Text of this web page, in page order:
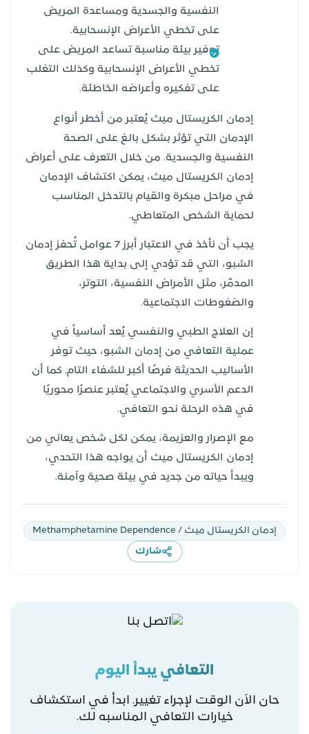
النفسية والجسدية ومساعدة المريض
على تخطي الأعراض الإنسحابية.
توفير بيئة مناسبة تساعد المريض على
تخطي الأعراض الإنسحابية وكذلك التغلب
على تفكيره وأعراضه الخاطئة.
إدمان الكريستال ميث يُعتبر من أخطر أنواع
الإدمان التي تؤثر بشكل بالغ على الصحة
النفسية والجسدية. من خلال التعرف على أعراض
إدمان الكريستال ميث، يمكن اكتشاف الإدمان
في مراحل مبكرة والقيام بالتدخل المناسب
لحماية الشخص المتعاطي.
يجب أن نأخذ في الاعتبار أبرز 7 عوامل تُحفز إدمان
الشبو، التي قد تؤدي إلى بداية هذا الطريق
المدمّر، مثل الأمراض النفسية، التوتر،
والضغوطات الاجتماعية.
إن العلاج الطبي والنفسي يُعد أساسياً في
عملية التعافي من إدمان الشبو، حيث توفر
الأساليب الحديثة فرصًا أكبر للشفاء التام. كما أن
الدعم الأسري والاجتماعي يُعتبر عنصرًا محوريًا
في هذه الرحلة نحو التعافي.
مع الإصرار والعزيمة، يمكن لكل شخص يعاني من
إدمان الكريستال ميث أن يواجه هذا التحدي،
ويبدأ حياته من جديد في بيئة صحية وآمنة.
إدمان الكريستال ميث / Methamphetamine Dependence
شارك
التعافي يبدأ اليوم
حان الاَن الوقت لإجراء تغيير. ابدأ في استكشاف
خيارات التعافي المناسبه لك.